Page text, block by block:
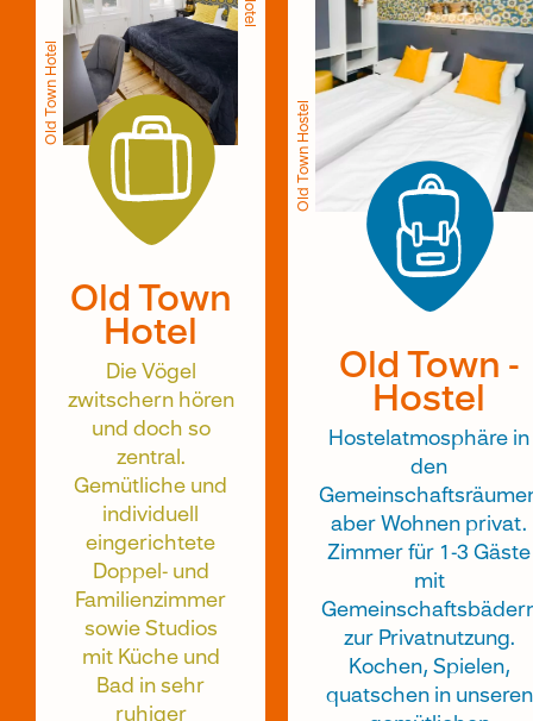
Old ­­­­Town Hote­­­­­­l
Old ­­­­Town
Hote­­­­­­l
Die Vögel
zwitschern hören
und doch so
zentral.
Gemütliche und
individuell
eingerichtete
Doppel- und
Familienzimmer
sowie Studios
mit Küche und
Bad in sehr
ruhiger
Old ­Town ­Hostel
Old ­Town ­
Hostel
Hostelatmosphäre in
den
aber Wohnen privat.
Zimmer für 1-3 Gäste
mit
zur Privatnutzung.
Kochen, Spielen,
quatschen in unseren